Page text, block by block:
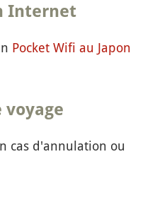
Internet
Pocket Wifi au Japon
voyage
cas d'annulation ou